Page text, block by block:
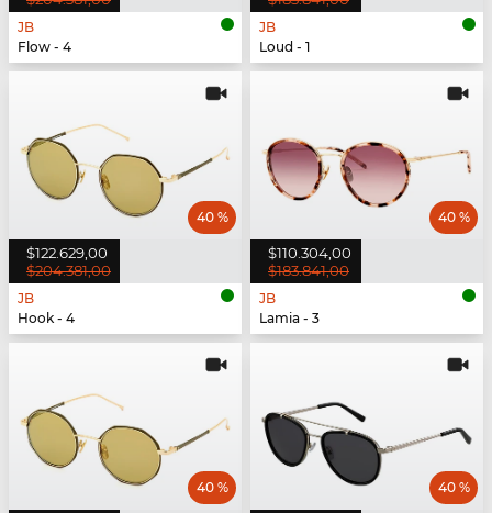
JB
Flow - 4
JB
Loud - 1
$122.629,00
$204.381,00
40 %
JB
Hook - 4
$110.304,00
$183.841,00
40 %
JB
Lamia - 3
40 % 40 %